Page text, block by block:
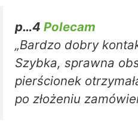
p…4 Polecam
„Bardzo dobry
Szybka, sprawna
pierścionek
po złożeniu